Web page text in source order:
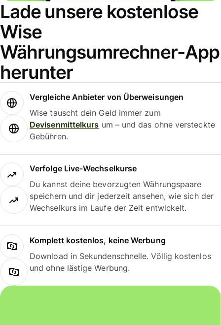
Lade unsere kostenlose
Wise
Währungsumrechner-App
herunter
Vergleiche Anbieter von Überweisungen
Wise tauscht dein Geld immer zum
Devisenmittelkurs um – und das ohne versteckte
Gebühren.
Verfolge Live-Wechselkurse
Du kannst deine bevorzugten Währungspaare
speichern und dir jederzeit ansehen, wie sich der
Wechselkurs im Laufe der Zeit entwickelt.
Komplett kostenlos, keine Werbung
Download in Sekundenschnelle. Völlig kostenlos
und ohne lästige Werbung.